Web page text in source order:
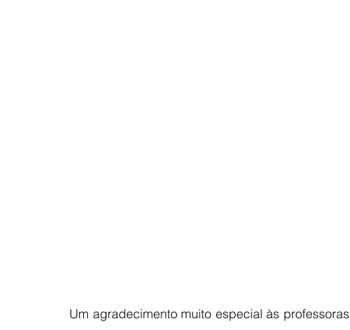
Um agradecimento muito especial às professoras